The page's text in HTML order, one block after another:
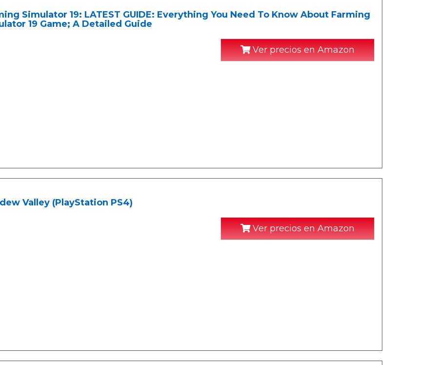
Simulator 19: LATEST GUIDE: Everything You Need To Know About Farming
19 Game; A Detailed Guide
Ver precios en Amazon
Valley (PlayStation PS4)
Ver precios en Amazon